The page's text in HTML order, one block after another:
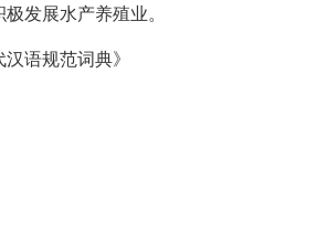
发展水产养殖业。
语规范词典》